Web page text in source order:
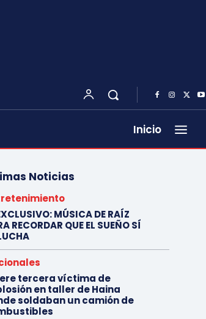
Inicio
Noticias
MÚSICA DE RAÍZ
RECORDAR QUE EL SUEÑO SÍ
tercera víctima de
en taller de Haina
soldaban un camión de